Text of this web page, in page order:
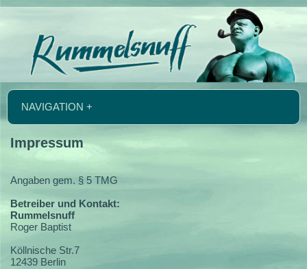
NAVIGATION +
Impressum
Angaben gem. § 5 TMG
Betreiber und Kontakt:
Rummelsnuff
Roger Baptist
Köllnische Str.7
12439 Berlin